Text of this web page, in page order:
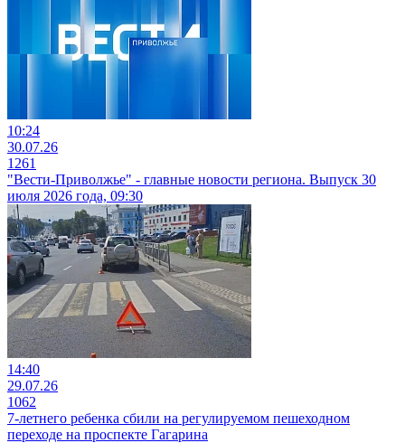
10:24
30.07.26
1261
"Вести-Приволжье" - главные новости региона. Выпуск 30
июля 2026 года, 09:30
14:40
29.07.26
1062
7-летнего ребенка сбили на регулируемом пешеходном
переходе на проспекте Гагарина